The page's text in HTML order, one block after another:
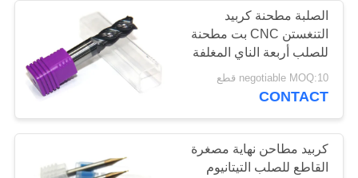
الصلبة مطحنة كربيد
التنغستن CNC بت مطحنة
للصلب أربعة الناي المغلفة
negotiable MOQ:10 قطع
CONTACT
كربيد مطاحن نهاية مصغرة
القاطع للصلب التيتانيوم